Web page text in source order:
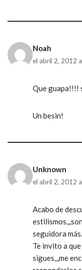
Noah
el abril 2, 2012
Que guapa!!!!
Un besin!
Unknown
el abril 2, 2012
Acabo de
seguidora más.
Te invito a
sigues,,,me